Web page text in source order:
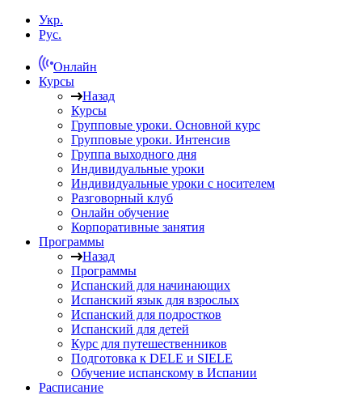
Укр.
Рус.
Онлайн
Курсы
Назад
Курсы
Групповые уроки. Основной курс
Групповые уроки. Интенсив
Группа выходного дня
Индивидуальные уроки
Индивидуальные уроки с носителем
Разговорный клуб
Онлайн обучение
Корпоративные занятия
Программы
Назад
Программы
Испанский для начинающих
Испанский язык для взрослых
Испанский для подростков
Испанский для детей
Курс для путешественников
Подготовка к DELE и SIELE
Обучение испанскому в Испании
Расписание